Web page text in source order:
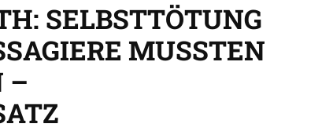
SELBSTTÖTUNG
MUSSTEN
–